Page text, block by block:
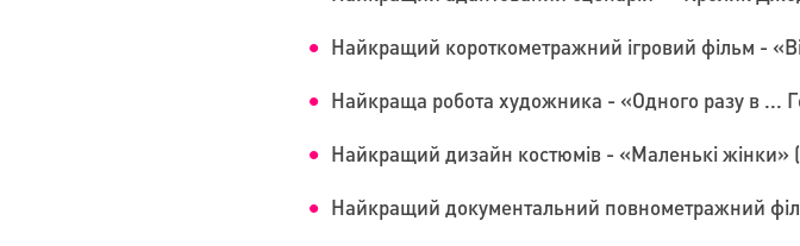
Найкращий короткометражний ігровий фільм -
Найкраща робота художника - «Одного разу в ...
Найкращий дизайн костюмів - «Маленькі жінки»
Найкращий документальний повнометражний